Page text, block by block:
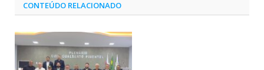
CONTEÚDO RELACIONADO